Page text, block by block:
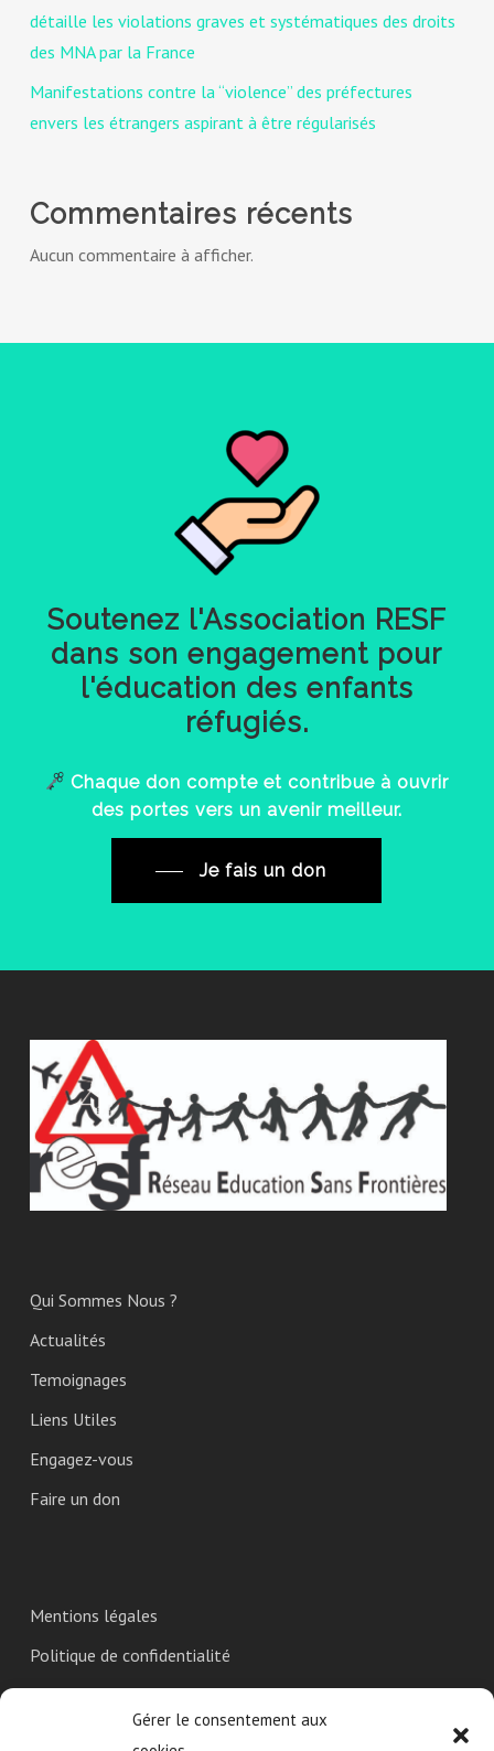
Gérer le consentement aux
détaille les violations graves et systématiques des droits
des MNA par la France
Manifestations contre la “violence” des préfectures
envers les étrangers aspirant à être régularisés
Commentaires récents
Aucun commentaire à afficher.
Soutenez l'Association RESF
dans son engagement pour
l'éducation des enfants
réfugiés.
Chaque don compte et contribue à ouvrir
des portes vers un avenir meilleur.
Je fais un don
Qui Sommes Nous ?
Actualités
Temoignages
Liens Utiles
Engagez-vous
Faire un don
Mentions légales
Politique de confidentialité
Utilisation des Cookies